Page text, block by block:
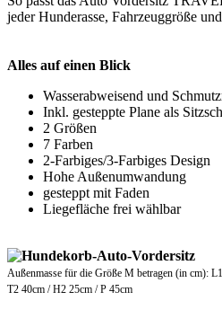
jeder Hunderasse, Fahrzeuggröße
Alles auf einen Blick
Wasserabweisend und
Inkl. gesteppte Plane als
2 Größen
7 Farben
2-Farbiges/3-Farbiges Design
Hohe Außenumwandung
gesteppt mit Faden
Liegefläche frei wählbar
Außenmasse für die Größe M betragen (in cm):
T2 40cm / H2 25cm / P 45cm